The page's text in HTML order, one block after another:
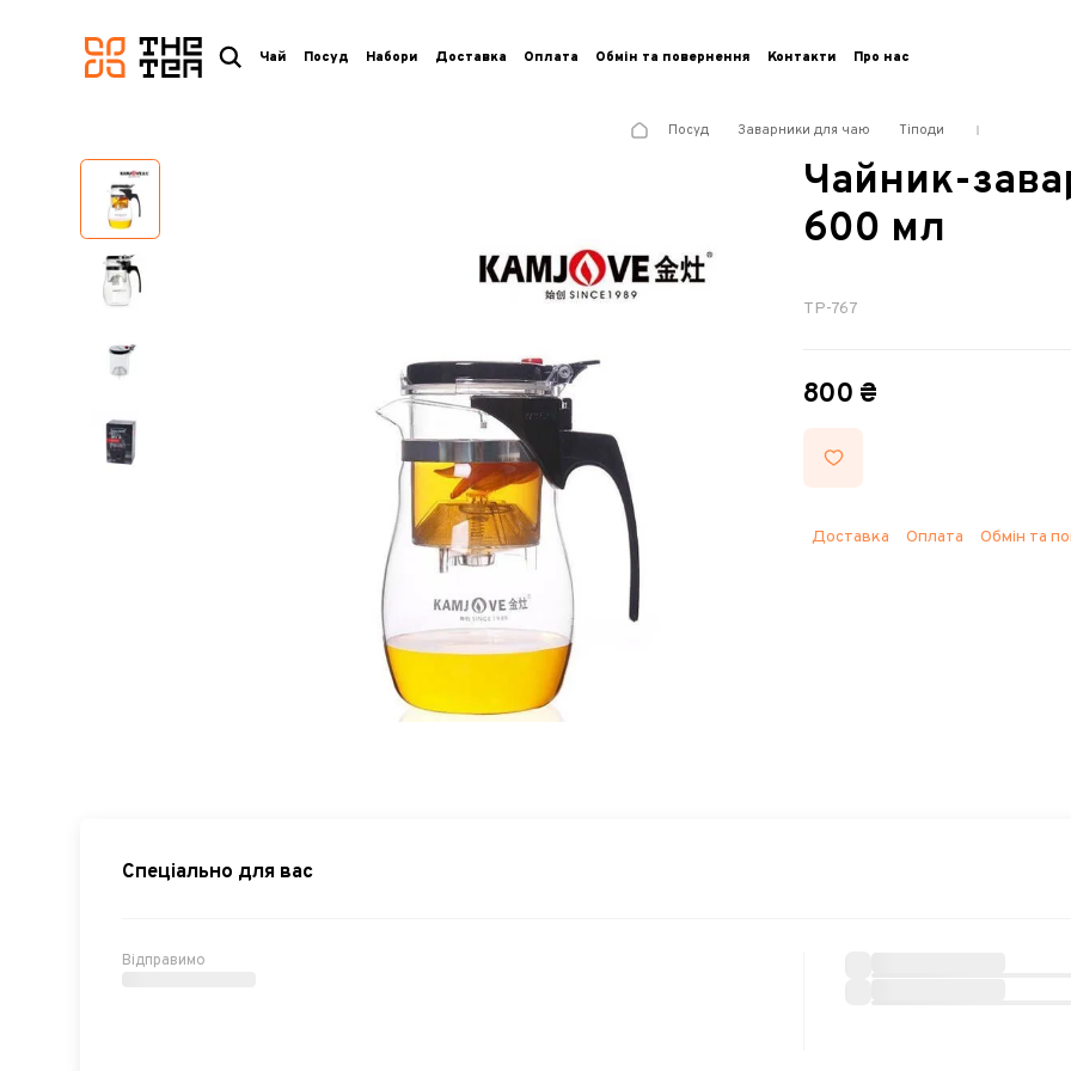
логотип
Чай Посуд Набори Доставка Оплата Обмін та повернення Контакти Про нас
Посуд Заварники для чаю Тіподи
Чайник-
600 мл
TP-767
800 ₴
Доставка Оплата Обмін та
Спеціально для вас
Відправимо